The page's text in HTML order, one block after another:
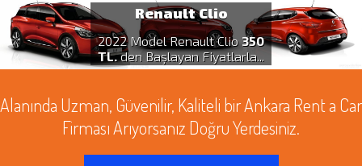
Renault Clio
2022 Model Renault Clio 350
TL.den Başlayan Fiyatlarla...
Alanında Uzman, Güvenilir, Kaliteli bir Ankara Rent a Car
Firması Arıyorsanız Doğru Yerdesiniz.